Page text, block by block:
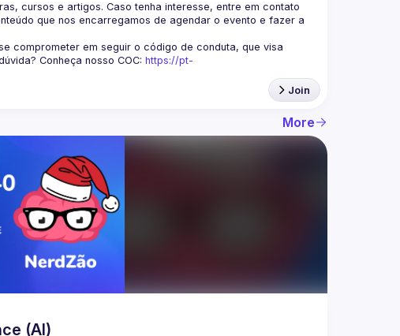
cursos e artigos. Caso tenha interesse, entre em contato
que nos encarregamos de agendar o evento e fazer a
comprometer em seguir o código de conduta, que visa
Conheça nosso COC: https://pt-
Join
More
(AI)